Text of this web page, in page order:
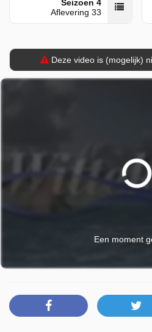
Seizoen 4
Aflevering 33
Deze video is (mogelijk)
Een moment